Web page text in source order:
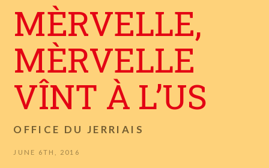
MÈRVELLE,
MÈRVELLE
VÎNT À L’US
OFFICE DU JERRIAIS
JUNE 6TH, 2016